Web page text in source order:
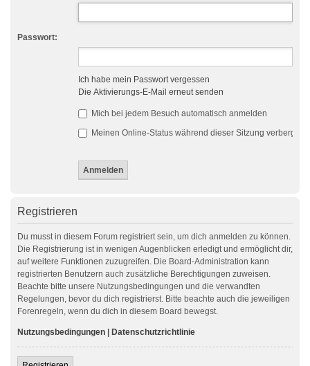
Passwort:
Ich habe mein Passwort vergessen
Die Aktivierungs-E-Mail erneut senden
Mich bei jedem Besuch automatisch anmelden
Meinen Online-Status während dieser Sitzung verbergen
Registrieren
Du musst in diesem Forum registriert sein, um dich anmelden zu können.
Die Registrierung ist in wenigen Augenblicken erledigt und ermöglicht dir,
auf weitere Funktionen zuzugreifen. Die Board-Administration kann
registrierten Benutzern auch zusätzliche Berechtigungen zuweisen.
Beachte bitte unsere Nutzungsbedingungen und die verwandten
Regelungen, bevor du dich registrierst. Bitte beachte auch die jeweiligen
Forenregeln, wenn du dich in diesem Board bewegst.
Nutzungsbedingungen Datenschutzrichtlinie